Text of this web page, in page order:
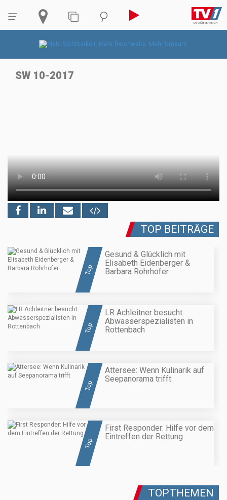
SW 10-2017
TOP BEITRÄGE
Top
Gesund & Glücklich mit
Elisabeth Eidenberger &
Barbara Rohrhofer
Top
LR Achleitner besucht
Abwasserspezialisten in
Rottenbach
Top
Attersee: Wenn Kulinarik auf
Seepanorama trifft
Top
First Responder: Hilfe vor dem
Eintreffen der Rettung
TOPTHEMEN